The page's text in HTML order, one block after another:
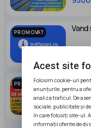
PROMOVAT
PROMOVAT
9900
Acest site
Folosim cookie-uri
anunțurile, pentru a
analiza traficul. De
sociale, publicitate și
în care folosiți site-ul.
informații oferite de